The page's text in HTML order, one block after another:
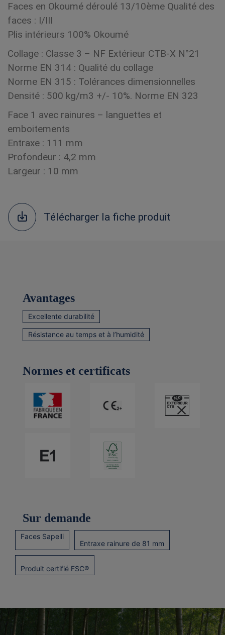
Faces en Okoumé déroulé 13/10ème Qualité des
faces : I/III
Plis intérieurs 100% Okoumé
Collage : Classe 3 – NF Extérieur CTB-X N°21
Norme EN 314 : Qualité du collage
Norme EN 315 : Tolérances dimensionnelles
Densité : 500 kg/m3 +/- 10%. Norme EN 323
Face 1 avec rainures – languettes et
emboitements
Entraxe : 111 mm
Profondeur : 4,2 mm
Largeur : 10 mm
Télécharger la fiche produit
Avantages
Excellente durabilité
Résistance au temps et à l’humidité
Normes et certificats
Sur demande
Faces Sapelli
Entraxe rainure de 81 mm
Produit certifié FSC®